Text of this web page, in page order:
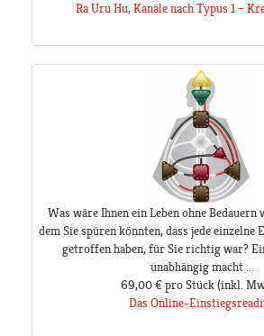
Ra Uru Hu, Kanäle nach Typus 1 –
Was wäre Ihnen ein Leben ohne Bedauern
dem Sie spüren könnten, dass jede einzelne
getroffen haben, für Sie richtig war?
unabhängig macht ...
69,00 €pro Stück(inkl.
Das Online-